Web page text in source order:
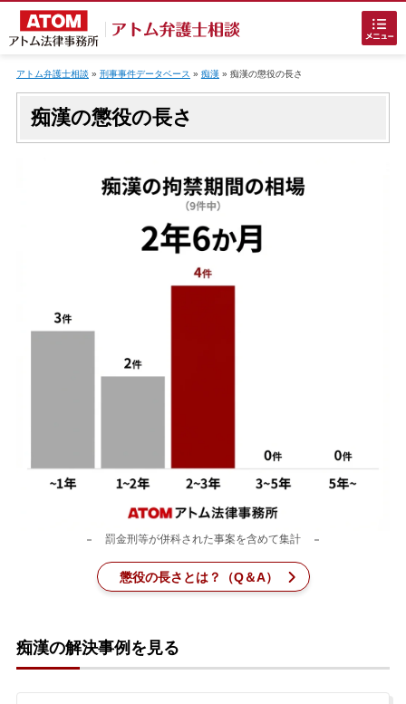
でお困りの方
刑事事件の無料相談
アトムについて知りたい方
アクセス
アトム弁護士相談 » 刑事事件データベース » 痴漢» 痴漢の懲役の長さ
痴漢の懲役の長さ
罰金刑等が併科された事案を含めて集計
懲役の長さとは？（Q＆A）
痴漢の解決事例を見る